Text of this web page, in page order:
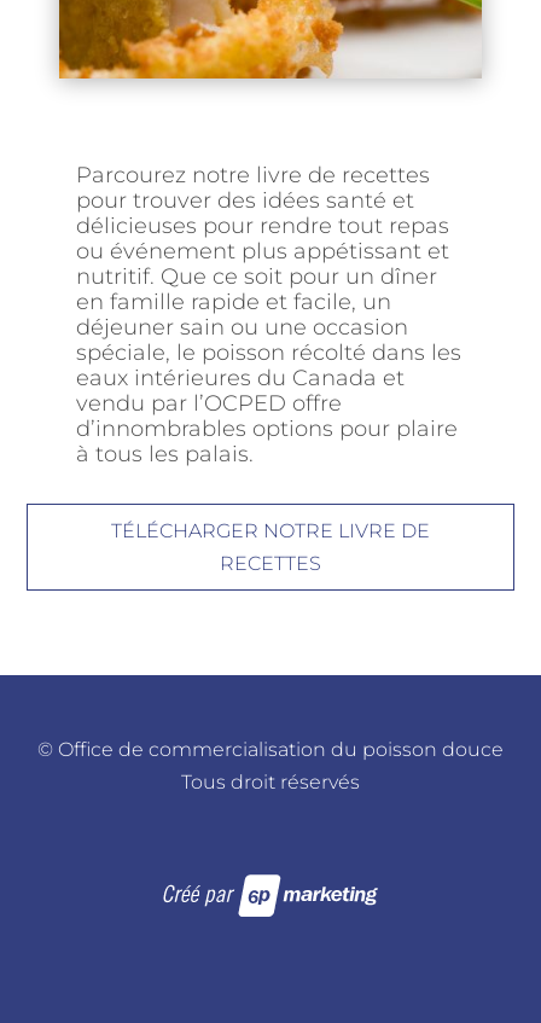
Parcourez notre livre de recettes
pour trouver des idées santé et
délicieuses pour rendre tout repas
ou événement plus appétissant et
nutritif. Que ce soit pour un dîner
en famille rapide et facile, un
déjeuner sain ou une occasion
spéciale, le poisson récolté dans les
eaux intérieures du Canada et
vendu par l’OCPED offre
d’innombrables options pour plaire
à tous les palais.
TÉLÉCHARGER NOTRE LIVRE DE
RECETTES
© Office de commercialisation du poisson douce
Tous droit réservés